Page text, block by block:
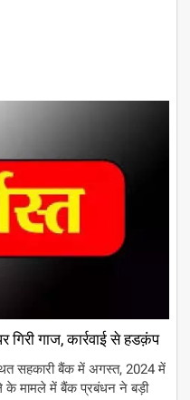
गिरी गाज, कार्रवाई से हडक़ंप
सहकारी बैंक में अगस्त, 2024 में
के मामले में बैंक प्रबंधन ने बड़ी